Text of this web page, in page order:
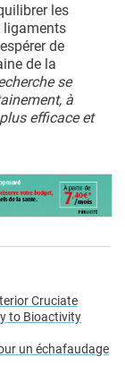
les
ligaments
de
de la
se
à
efficace et
Cruciate
to Bioactivity
un échafaudage